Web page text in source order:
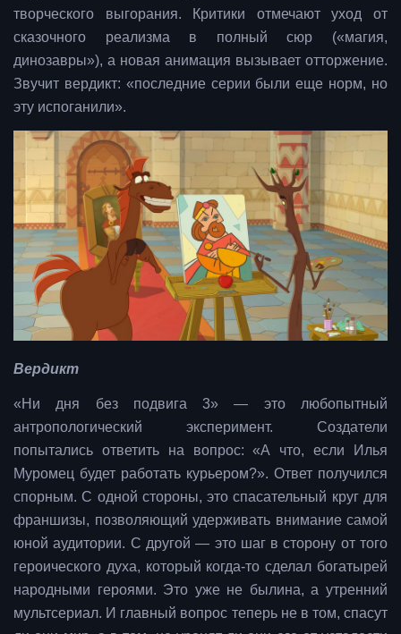
творческого выгорания. Критики отмечают уход от
сказочного реализма в полный сюр («магия,
динозавры»), а новая анимация вызывает отторжение.
Звучит вердикт: «последние серии были еще норм, но
эту испоганили».
Вердикт
«Ни дня без подвига 3» — это любопытный
антропологический эксперимент. Создатели
попытались ответить на вопрос: «А что, если Илья
Муромец будет работать курьером?». Ответ получился
спорным. С одной стороны, это спасательный круг для
франшизы, позволяющий удерживать внимание самой
юной аудитории. С другой — это шаг в сторону от того
героического духа, который когда-то сделал богатырей
народными героями. Это уже не былина, а утренний
мультсериал. И главный вопрос теперь не в том, спасут